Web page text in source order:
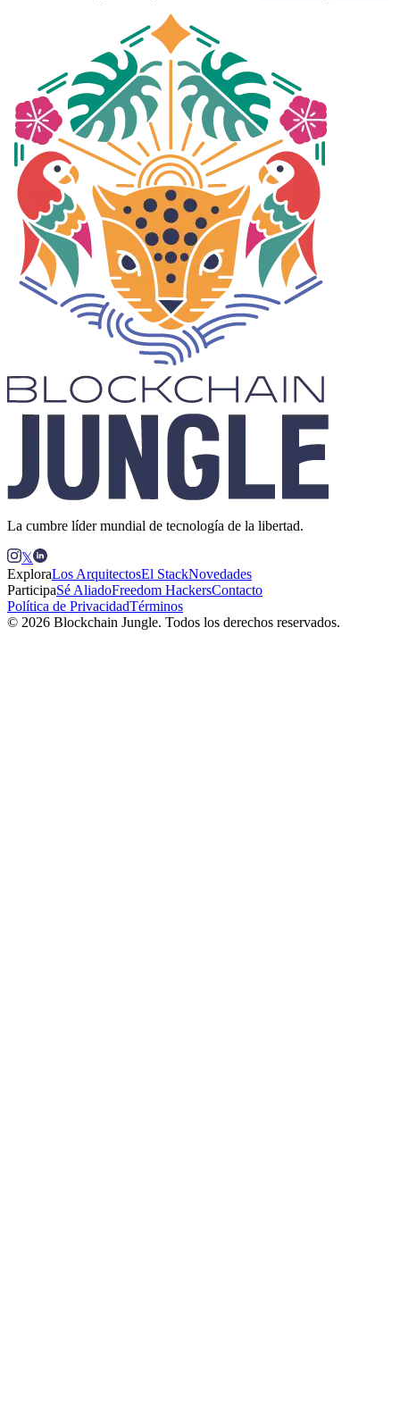
La cumbre líder mundial de tecnología de la libertad.
𝕏
ExploraLos ArquitectosEl StackNovedades
ParticipaSé AliadoFreedom HackersContacto
Política de PrivacidadTérminos
© 2026 Blockchain Jungle. Todos los derechos reservados.